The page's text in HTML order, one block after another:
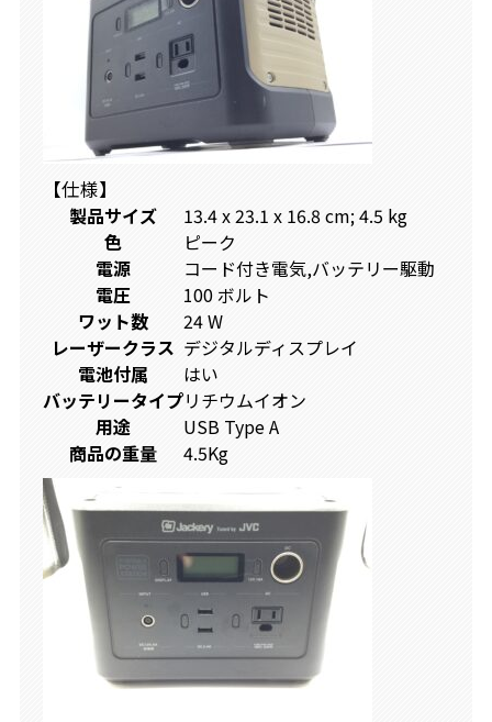
【仕様】
製品サイズ
‎13.4 x 23.1 x 16.8 cm; 4.5 kg
色
‎ピーク
電源
‎コード付き電気,バッテリー駆動
電圧
‎100 ボルト
ワット数
‎24 W
レーザークラス ‎デジタルディスプレイ
電池付属
‎はい
バッテリータイプ‎リチウムイオン
用途
‎USB Type A
商品の重量
‎4.5Kg